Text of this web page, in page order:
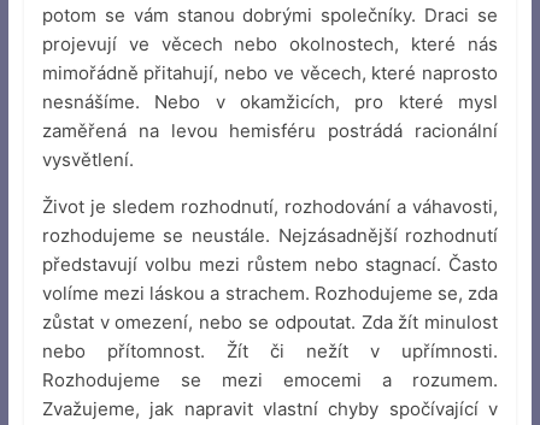
potom se vám stanou dobrými společníky. Draci se
projevují ve věcech nebo okolnostech, které nás
mimořádně přitahují, nebo ve věcech, které naprosto
nesnášíme. Nebo v okamžicích, pro které mysl
zaměřená na levou hemisféru postrádá racionální
vysvětlení.
Život je sledem rozhodnutí, rozhodování a váhavosti,
rozhodujeme se neustále. Nejzásadnější rozhodnutí
představují volbu mezi růstem nebo stagnací. Často
volíme mezi láskou a strachem. Rozhodujeme se, zda
zůstat v omezení, nebo se odpoutat. Zda žít minulost
nebo přítomnost. Žít či nežít v upřímnosti.
Rozhodujeme se mezi emocemi a rozumem.
Zvažujeme, jak napravit vlastní chyby spočívající v